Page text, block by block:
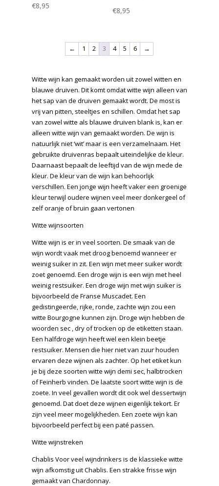
€8,95
€8,95
← 1 2 3 4 5 6 →
Witte wijn kan gemaakt worden uit zowel witten en
blauwe druiven. Dit komt omdat witte wijn alleen van
het sap van de druiven gemaakt wordt. De most is
vrij van pitten, steeltjes en schillen. Omdat het sap
van zowel witte als blauwe druiven blank is, kan er
alleen witte wijn van gemaakt worden. De wijn is
natuurlijk niet ‘wit’ maar is een verzamelnaam. Het
gebruikte druivenras bepaalt uiteindelijke de kleur.
Daarnaast bepaalt de leeftijd van de wijn mede de
kleur. De kleur van de wijn kan behoorlijk
verschillen. Een jonge wijn heeft vaker een groenige
kleur terwijl oudere wijnen veel meer donkergeel of
zelf oranje of bruin gaan vertonen
Witte wijnsoorten
Witte wijn is er in veel soorten. De smaak van de
wijn wordt vaak met droog benoemd wanneer er
weinig suiker in zit. Een wijn met meer suiker wordt
zoet genoemd. Een droge wijn is een wijn met heel
weinig restsuiker. Een droge wijn met wijn suiker is
bijvoorbeeld de Franse Muscadet. Een
gedistingeerde, rijke, ronde, zachte wijn zou een
witte Bourgogne kunnen zijn. Droge wijn hebben de
woorden sec , dry of trocken op de etiketten staan.
Een halfdroge wijn heeft wel een klein beetje
restsuiker. Mensen die hier niet van zuur houden
ervaren deze wijnen als zachter. Op het etiket kun
je bij deze soorten witte wijn demi sec, halbtrocken
of Feinherb vinden. De laatste soort witte wijn is de
zoete. In veel gevallen wordt dit ook wel dessertwijn
genoemd. Dat doet deze wijnen eigenlijk tekort. Er
zijn veel meer mogelijkheden. Een zoete wijn kan
bijvoorbeeld perfect bij een paté passen.
Witte wijnstreken
Chablis Voor veel wijndrinkers is de klassieke witte
wijn afkomstig uit Chablis. Een strakke frisse wijn
gemaakt van Chardonnay.